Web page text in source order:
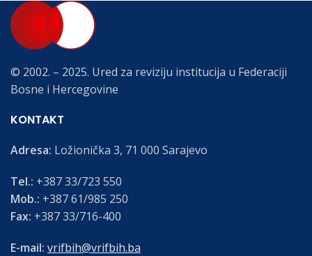
© 2002. – 2025. Ured za reviziju institucija u Federaciji
Bosne i Hercegovine
KONTAKT
Adresa: Ložionička 3, 71 000 Sarajevo
Tel.: +387 33/723 550
Mob.: +387 61/985 250
Fax: +387 33/716-400
E-mail: vrifbih@vrifbih.ba